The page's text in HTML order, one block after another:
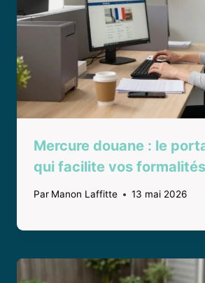
Mercure douane : le
qui facilite vos formalités
Par Manon Laffitte 13 mai 2026